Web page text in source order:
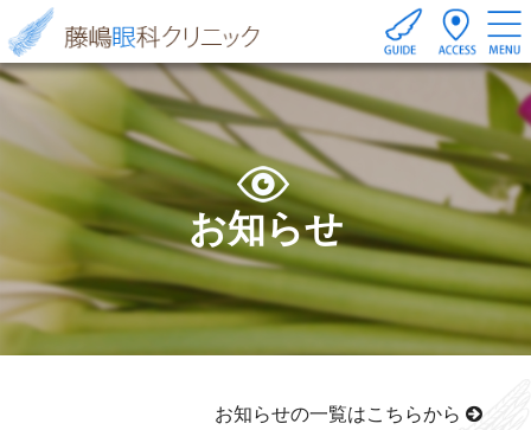
お知らせ
お知らせの一覧はこちらから